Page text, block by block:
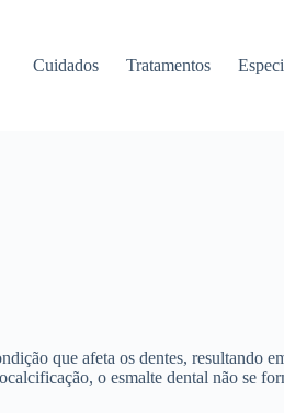
Cuidados Tratamentos
que afeta os dentes, resultando
o esmalte dental não se